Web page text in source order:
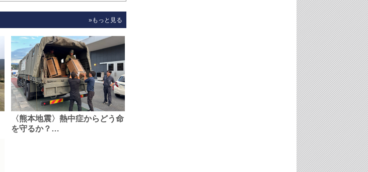
»もっと見る
〈熊本地震〉熱中症からどう命
を守るか？…